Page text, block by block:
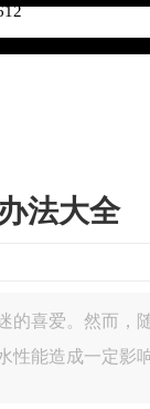
格豪雅售后服务中
法大全
的喜爱。然而，
性能造成一定影